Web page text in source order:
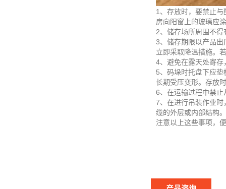
1、存放时，要禁止
房向阳窗上的玻璃应
2、储存场所周围不
3、储存期限以产品
立即采取降温措施。
4、避免在露天处寄存
5、码垛时托盘下应
长期受压变形。存放
6、在运输过程中禁
7、在进行吊装作业
缆的外层或内部结构。
注意以上这些事项，